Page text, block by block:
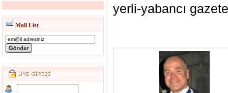
Mail List
yerli-yabancı